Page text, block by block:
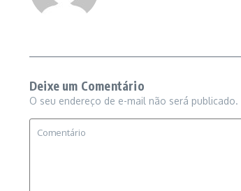
Deixe um Comentário
O seu endereço de e-mail não será publicado.